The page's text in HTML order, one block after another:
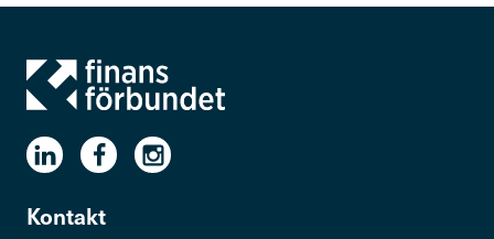
Kontakt